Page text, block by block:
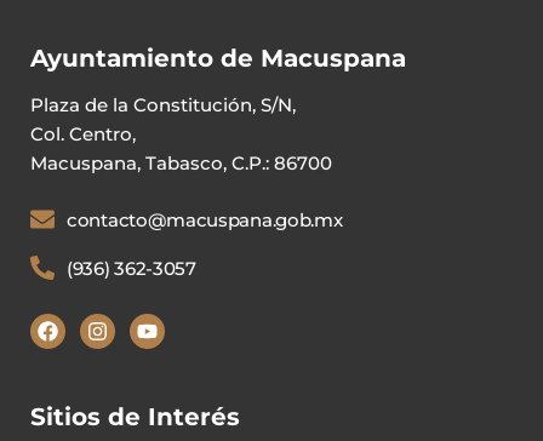
Ayuntamiento de Macuspana
Plaza de la Constitución, S/N,
Col. Centro,
Macuspana, Tabasco, C.P.: 86700
contacto@macuspana.gob.mx
(936) 362-3057
Sitios de Interés